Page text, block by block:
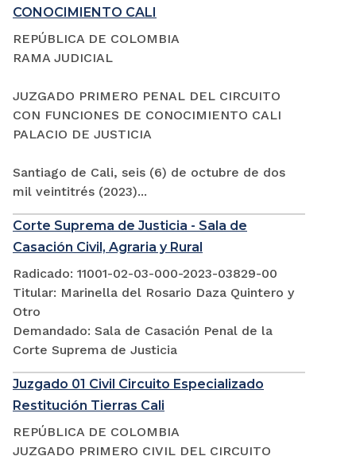
CONOCIMIENTO CALI
REPÚBLICA DE COLOMBIA
RAMA JUDICIAL
JUZGADO PRIMERO PENAL DEL CIRCUITO
CON FUNCIONES DE CONOCIMIENTO CALI
PALACIO DE JUSTICIA
Santiago de Cali, seis (6) de octubre de dos
mil veintitrés (2023)...
Corte Suprema de Justicia - Sala de
Casación Civil, Agraria y Rural
Radicado: 11001-02-03-000-2023-03829-00
Titular: Marinella del Rosario Daza Quintero y
Otro
Demandado: Sala de Casación Penal de la
Corte Suprema de Justicia
Juzgado 01 Civil Circuito Especializado
Restitución Tierras Cali
REPÚBLICA DE COLOMBIA
JUZGADO PRIMERO CIVIL DEL CIRCUITO